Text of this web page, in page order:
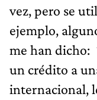
vez, pero se
ejemplo,
me han dicho:
un crédito a
internacional,